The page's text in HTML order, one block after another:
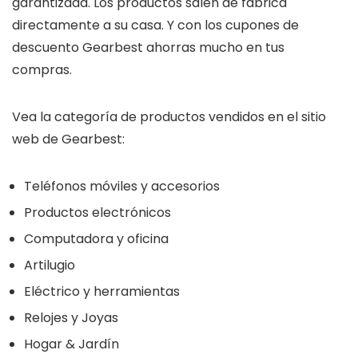
directamente a su casa. Y con los cupones de
descuento Gearbest ahorras mucho en tus
compras.
Vea la categoría de productos vendidos en el sitio
web de Gearbest:
Teléfonos móviles y accesorios
Productos electrónicos
Computadora y oficina
Artilugio
Eléctrico y herramientas
Relojes y Joyas
Hogar & Jardín